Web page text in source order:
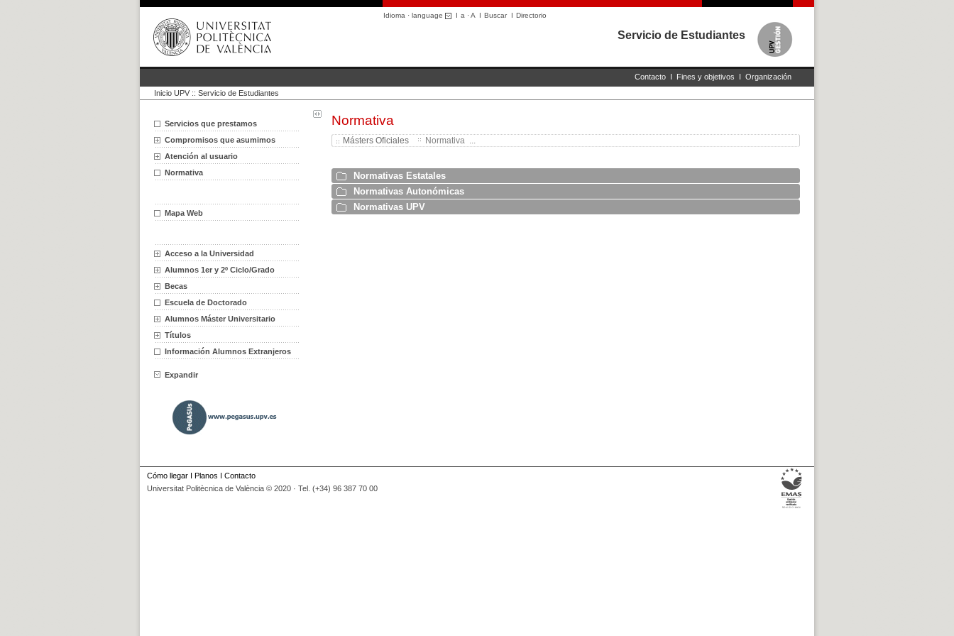
Idioma · language I a ·A I BuscarI Directorio
Servicio de Estudiantes
Contacto I Fines y objetivos I Organización
Inicio UPV :: Servicio de Estudiantes
Servicios que prestamos
Compromisos que asumimos
Atención al usuario
Normativa
Mapa Web
Acceso a la Universidad
Alumnos 1er y 2º Ciclo/Grado
Becas
Escuela de Doctorado
Alumnos Máster Universitario
Títulos
Información Alumnos Extranjeros
Expandir
Normativa
Másters Oficiales Normativa ...
Normativas Estatales
Normativas Autonómicas
Normativas UPV
Cómo llegar I Planos I Contacto
Universitat Politècnica de València © 2020 · Tel. (+34) 96 387 70 00